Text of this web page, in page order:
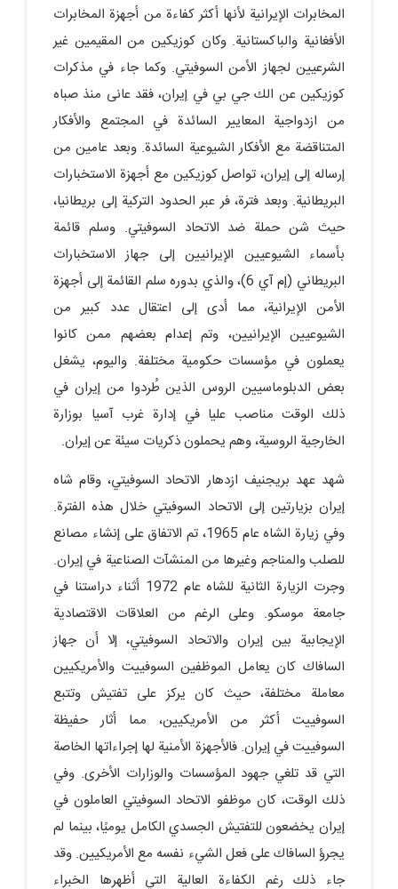
المخابرات الإيرانية لأنها أكثر كفاءة من أجهزة المخابرات
الأفغانية والباكستانية. وكان كوزيكين من المقيمين غير
الشرعيين لجهاز الأمن السوفيتي. وكما جاء في مذكرات
كوزيكين عن الك جي بي في إيران، فقد عانى منذ صباه
من ازدواجية المعايير السائدة في المجتمع والأفكار
المتناقضة مع الأفكار الشيوعية السائدة. وبعد عامين من
إرساله إلى إيران، تواصل كوزيكين مع أجهزة الاستخبارات
البريطانية. وبعد فترة، فر عبر الحدود التركية إلى بريطانيا،
حيث شن حملة ضد الاتحاد السوفيتي. وسلم قائمة
بأسماء الشيوعيين الإيرانيين إلى جهاز الاستخبارات
البريطاني (إم آي 6)، والذي بدوره سلم القائمة إلى أجهزة
الأمن الإيرانية، مما أدى إلى اعتقال عدد كبير من
الشيوعيين الإيرانيين، وتم إعدام بعضهم ممن كانوا
يعملون في مؤسسات حكومية مختلفة. واليوم، يشغل
بعض الدبلوماسيين الروس الذين طُردوا من إيران في
ذلك الوقت مناصب عليا في إدارة غرب آسيا بوزارة
الخارجية الروسية، وهم يحملون ذكريات سيئة عن إيران.
شهد عهد بريجنيف ازدهار الاتحاد السوفيتي، وقام شاه
إيران بزيارتين إلى الاتحاد السوفيتي خلال هذه الفترة.
وفي زيارة الشاه عام 1965، تم الاتفاق على إنشاء مصانع
للصلب والمناجم وغيرها من المنشآت الصناعية في إيران.
وجرت الزيارة الثانية للشاه عام 1972 أثناء دراستنا في
جامعة موسكو. وعلى الرغم من العلاقات الاقتصادية
الإيجابية بين إيران والاتحاد السوفيتي، إلا أن جهاز
السافاك كان يعامل الموظفين السوفييت والأمريكيين
معاملة مختلفة، حيث كان يركز على تفتيش وتتبع
السوفييت أكثر من الأمريكيين، مما أثار حفيظة
السوفييت في إيران. فالأجهزة الأمنية لها إجراءاتها الخاصة
التي قد تلغي جهود المؤسسات والوزارات الأخرى. وفي
ذلك الوقت، كان موظفو الاتحاد السوفيتي العاملون في
إيران يخضعون للتفتيش الجسدي الكامل يوميًا، بينما لم
يجرؤ السافاك على فعل الشيء نفسه مع الأمريكيين. وقد
جاء ذلك رغم الكفاءة العالية التي أظهرها الخبراء